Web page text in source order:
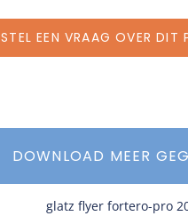
STEL EEN VRAAG OVER DIT
DOWNLOAD MEER
glatz flyer fortero-pro